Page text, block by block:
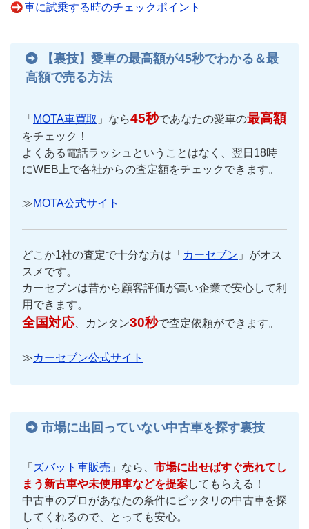
車に試乗する時のチェックポイント
【裏技】愛車の最高額が45秒でわかる＆最
高額で売る方法
「 MOTA車買取 」なら45秒であなたの愛車の最高額
をチェック！
よくある電話ラッシュということはなく、翌日18時
にWEB上で各社からの査定額をチェックできます。
≫MOTA公式サイト
どこか1社の査定で十分な方は「 カーセブン 」がオス
スメです。
カーセブンは昔から顧客評価が高い企業で安心して利
用できます。
全国対応、カンタン30秒で査定依頼ができます。
≫カーセブン公式サイト
市場に出回っていない中古車を探す裏技
「 ズバット車販売 」なら、 市場に出せばすぐ売れてし
まう新古車や未使用車などを提案してもらえる！
中古車のプロがあなたの条件にピッタリの中古車を探
してくれるので、とっても安心。